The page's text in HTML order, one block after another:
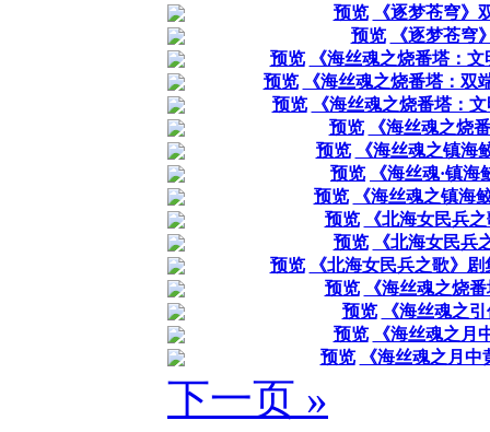
预览
《逐梦苍穹》
预览
《逐梦苍穹
预览
《海丝魂之烧番塔：
预览
《海丝魂之烧番塔：双
预览
《海丝魂之烧番塔：
预览
《海丝魂之烧
预览
《海丝魂之镇海
预览
《海丝魂·镇
预览
《海丝魂之镇海
预览
《北海女民兵
预览
《北海女民兵
预览
《北海女民兵之歌》
预览
《海丝魂之烧
预览
《海丝魂之
预览
《海丝魂之月
预览
《海丝魂之月
下一页 »